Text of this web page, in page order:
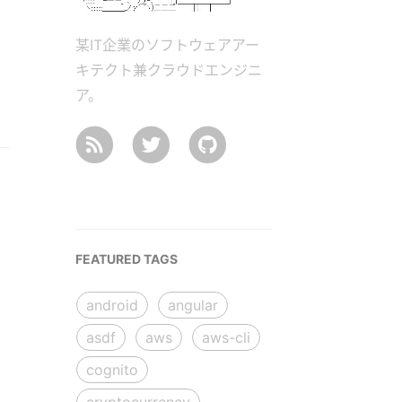
某IT企業のソフトウェアアー
キテクト兼クラウドエンジニ
ア。
FEATURED TAGS
android
angular
asdf
aws
aws-cli
cognito